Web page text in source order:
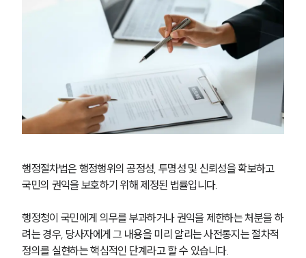
행정절차법은 행정행위의 공정성, 투명성 및 신뢰성을 확보하고
국민의 권익을 보호하기 위해 제정된 법률입니다.
행정청이 국민에게 의무를 부과하거나 권익을 제한하는 처분을 하
려는 경우, 당사자에게 그 내용을 미리 알리는 사전통지는 절차적
정의를 실현하는 핵심적인 단계라고 할 수 있습니다.